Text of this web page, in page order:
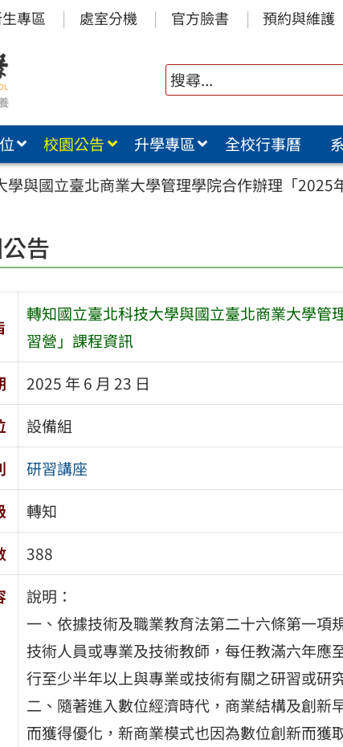
專區 處室分機 官方臉書 預約與維護
校園公告 升學專區 全校行事曆
學與國立臺北商業大學管理學院合作辦理「
告
轉知國立臺北科技大學與國立臺北商業大學
習營」課程資訊
2025 年 6 月 23 日
設備組
研習講座
轉知
388
說明：
一、依據技術及職業教育法第二十六條第一項
技術人員或專業及技術教師，每任教滿六年應
行至少半年以上與專業或技術有關之研習或研
二、隨著進入數位經濟時代，商業結構及創
而獲得優化，新商業模式也因為數位創新而